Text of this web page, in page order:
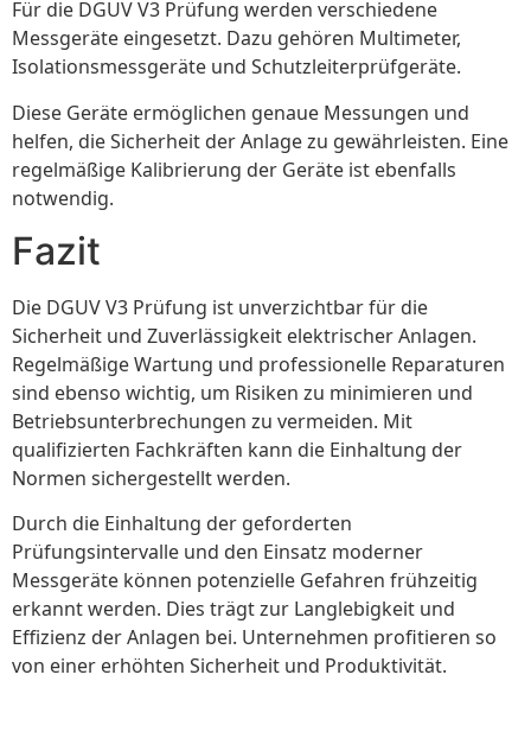
Für die DGUV V3 Prüfung werden verschiedene
Messgeräte eingesetzt. Dazu gehören Multimeter,
Isolationsmessgeräte und Schutzleiterprüfgeräte.
Diese Geräte ermöglichen genaue Messungen und
helfen, die Sicherheit der Anlage zu gewährleisten. Eine
regelmäßige Kalibrierung der Geräte ist ebenfalls
notwendig.
Fazit
Die DGUV V3 Prüfung ist unverzichtbar für die
Sicherheit und Zuverlässigkeit elektrischer Anlagen.
Regelmäßige Wartung und professionelle Reparaturen
sind ebenso wichtig, um Risiken zu minimieren und
Betriebsunterbrechungen zu vermeiden. Mit
qualifizierten Fachkräften kann die Einhaltung der
Normen sichergestellt werden.
Durch die Einhaltung der geforderten
Prüfungsintervalle und den Einsatz moderner
Messgeräte können potenzielle Gefahren frühzeitig
erkannt werden. Dies trägt zur Langlebigkeit und
Effizienz der Anlagen bei. Unternehmen profitieren so
von einer erhöhten Sicherheit und Produktivität.